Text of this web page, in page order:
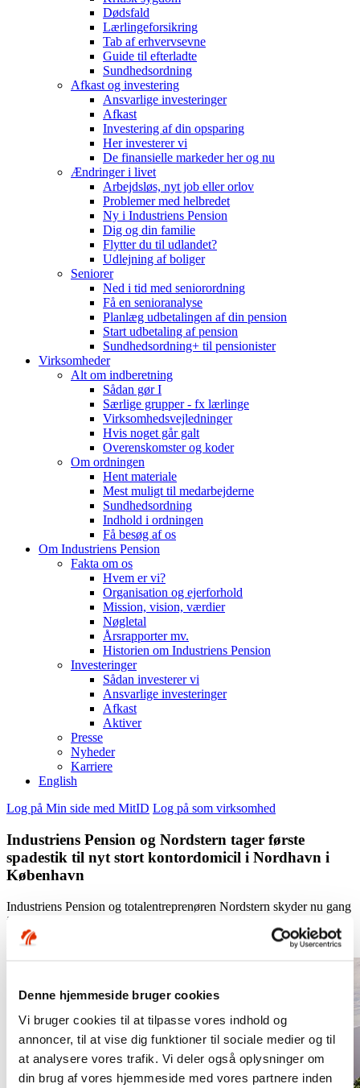
Denne hjemmeside bruger cookies
Vi bruger cookies til at tilpasse vores indhold og
annoncer, til at vise dig funktioner til sociale medier og til
at analysere vores trafik. Vi deler også oplysninger om
din brug af vores hjemmeside med vores partnere inden
Dødsfald
Lærlingeforsikring
Tab af erhvervsevne
Guide til efterladte
Sundhedsordning
Afkast og investering
Ansvarlige investeringer
Afkast
Investering af din opsparing
Her investerer vi
De finansielle markeder her og nu
Ændringer i livet
Arbejdsløs, nyt job eller orlov
Problemer med helbredet
Ny i Industriens Pension
Dig og din familie
Flytter du til udlandet?
Udlejning af boliger
Seniorer
Ned i tid med seniorordning
Få en senioranalyse
Planlæg udbetalingen af din pension
Start udbetaling af pension
Sundhedsordning+ til pensionister
Virksomheder
Alt om indberetning
Sådan gør I
Særlige grupper - fx lærlinge
Virksomhedsvejledninger
Hvis noget går galt
Overenskomster og koder
Om ordningen
Hent materiale
Mest muligt til medarbejderne
Sundhedsordning
Indhold i ordningen
Få besøg af os
Om Industriens Pension
Fakta om os
Hvem er vi?
Organisation og ejerforhold
Mission, vision, værdier
Nøgletal
Årsrapporter mv.
Historien om Industriens Pension
Investeringer
Sådan investerer vi
Ansvarlige investeringer
Afkast
Aktiver
Presse
Nyheder
Karriere
English
Log på Min side med MitID Log på som virksomhed
Industriens Pension og Nordstern tager første
spadestik til nyt stort kontordomicil i Nordhavn i
København
Industriens Pension og totalentreprenøren Nordstern skyder nu gang
i byggeriet af et nyt platin-certificeret domicil til advokatfirmaet
Bruun & Hjejle i Københavns Nordhavn. Første spadestik markeres
med et arrangement mandag den 2. december.